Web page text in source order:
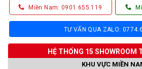
Miền Nam: 0901.655.119
TƯ VẤN QUA ZALO:
HỆ THỐNG 15 SHOWROOM
KHU VỰC MIỀN